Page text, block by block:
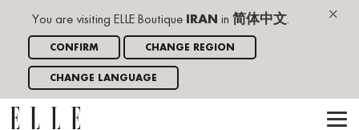
×
You are visiting ELLE Boutique IRAN in 简体中文.
CONFIRM CHANGE REGION
CHANGE LANGUAGE